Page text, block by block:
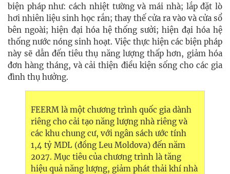
biện pháp như: cách nhiệt tường và mái nhà; lắp đặt lò
hơi nhiên liệu sinh học rắn; thay thế cửa ra vào và cửa sổ
bên ngoài; hiện đại hóa hệ thống sưởi; hiện đại hóa hệ
thống nước nóng sinh hoạt. Việc thực hiện các biện pháp
này sẽ dẫn đến tiêu thụ năng lượng thấp hơn, giảm hóa
đơn hàng tháng, và cải thiện điều kiện sống cho các gia
đình thụ hưởng.
FEERM là một chương trình quốc gia dành
riêng cho cải tạo năng lượng nhà riêng và
các khu chung cư, với ngân sách ước tính
1,4 tỷ MDL (đồng Leu Moldova) đến năm
2027. Mục tiêu của chương trình là tăng
hiệu quả năng lượng, giảm phát thải khí nhà